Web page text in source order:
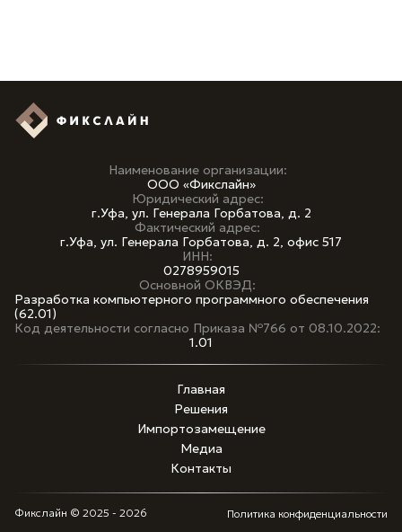
Наименование организации:
ООО «Фикслайн»
Юридический адрес:
г.Уфа, ул. Генерала Горбатова, д. 2
Фактический адрес:
г.Уфа, ул. Генерала Горбатова, д. 2, офис 517
ИНН:
0278959015
Основной ОКВЭД:
Разработка компьютерного программного обеспечения
(62.01)
Код деятельности согласно Приказа №766 от 08.10.2022:
1.01
Главная
Решения
Импортозамещение
Медиа
Контакты
Фикслайн © 2025 - 2026 Политика конфиденциальности